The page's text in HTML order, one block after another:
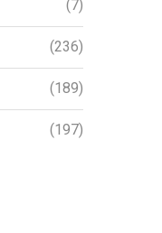
(7)
(236)
(189)
(197)